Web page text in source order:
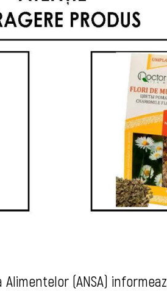
(ANSA)